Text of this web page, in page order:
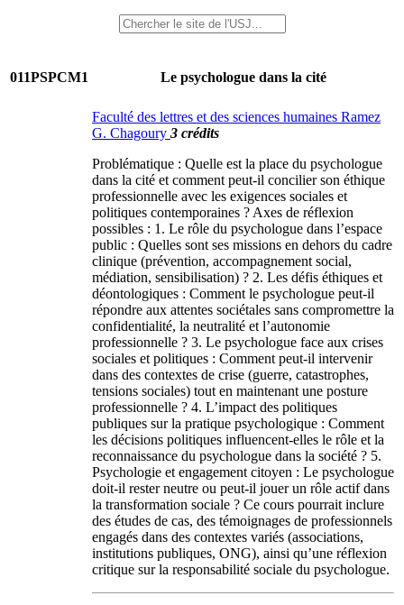
011PSPCM1 Le psychologue dans la cité
Faculté des lettres et des sciences humaines Ramez
G. Chagoury 3 crédits
Problématique : Quelle est la place du psychologue
dans la cité et comment peut-il concilier son éthique
professionnelle avec les exigences sociales et
politiques contemporaines ? Axes de réflexion
possibles : 1. Le rôle du psychologue dans l’espace
public : Quelles sont ses missions en dehors du cadre
clinique (prévention, accompagnement social,
médiation, sensibilisation) ? 2. Les défis éthiques et
déontologiques : Comment le psychologue peut-il
répondre aux attentes sociétales sans compromettre la
confidentialité, la neutralité et l’autonomie
professionnelle ? 3. Le psychologue face aux crises
sociales et politiques : Comment peut-il intervenir
dans des contextes de crise (guerre, catastrophes,
tensions sociales) tout en maintenant une posture
professionnelle ? 4. L’impact des politiques
publiques sur la pratique psychologique : Comment
les décisions politiques influencent-elles le rôle et la
reconnaissance du psychologue dans la société ? 5.
Psychologie et engagement citoyen : Le psychologue
doit-il rester neutre ou peut-il jouer un rôle actif dans
la transformation sociale ? Ce cours pourrait inclure
des études de cas, des témoignages de professionnels
engagés dans des contextes variés (associations,
institutions publiques, ONG), ainsi qu’une réflexion
critique sur la responsabilité sociale du psychologue.